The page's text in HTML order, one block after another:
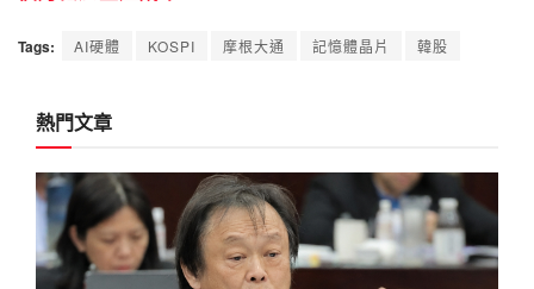
Tags: AI硬體 KOSPI 摩根大通 記憶體晶片 韓股
熱門文章